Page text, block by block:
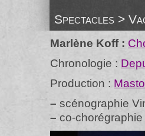
Spectacles >
Marlène Koff :
Chronologie :
Production :
– scénographie
– co-